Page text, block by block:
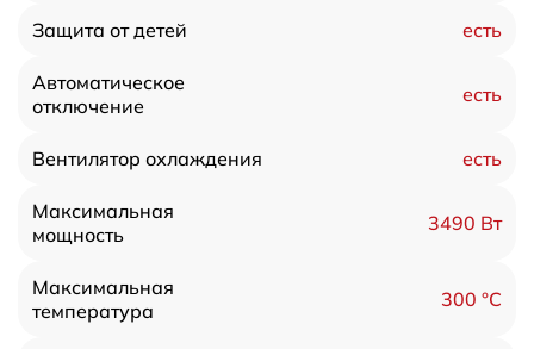
Защита от детей есть
Автоматическое
отключение
есть
Вентилятор охлаждения есть
Максимальная
мощность
3490 Вт
Максимальная
температура
300 °C